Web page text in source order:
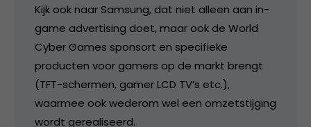
Kijk ook naar Samsung, dat niet alleen aan in-
game advertising doet, maar ook de World
Cyber Games sponsort en specifieke
producten voor gamers op de markt brengt
(TFT-schermen, gamer LCD TV’s etc.),
waarmee ook wederom wel een omzetstijging
wordt gerealiseerd.